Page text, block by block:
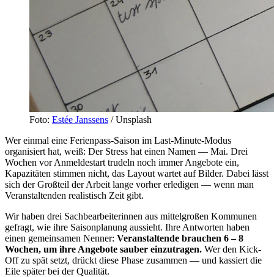
Foto: Estée Janssens / Unsplash
Wer einmal eine Ferienpass-Saison im Last-Minute-Modus
organisiert hat, weiß: Der Stress hat einen Namen — Mai. Drei
Wochen vor Anmeldestart trudeln noch immer Angebote ein,
Kapazitäten stimmen nicht, das Layout wartet auf Bilder. Dabei lässt
sich der Großteil der Arbeit lange vorher erledigen — wenn man
Veranstaltenden realistisch Zeit gibt.
Wir haben drei Sachbearbeiterinnen aus mittelgroßen Kommunen
gefragt, wie ihre Saisonplanung aussieht. Ihre Antworten haben
einen gemeinsamen Nenner: Veranstaltende brauchen 6 – 8
Wochen, um ihre Angebote sauber einzutragen. Wer den Kick-
Off zu spät setzt, drückt diese Phase zusammen — und kassiert die
Eile später bei der Qualität.